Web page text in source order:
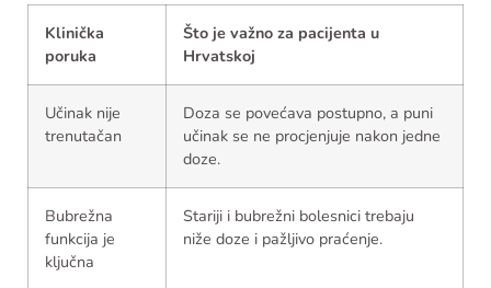
Klinička
poruka
Što je važno za pacijenta u
Hrvatskoj
Učinak nije
trenutačan
Doza se povećava postupno, a puni
učinak se ne procjenjuje nakon jedne
doze.
Bubrežna
funkcija je
ključna
Stariji i bubrežni bolesnici trebaju
niže doze i pažljivo praćenje.